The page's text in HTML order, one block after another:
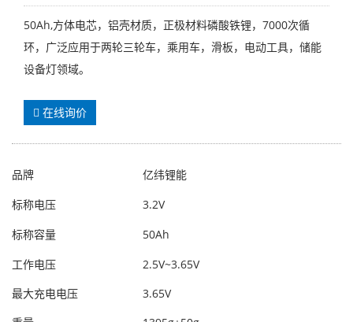
50Ah,方体电芯，铝壳材质，正极材料磷酸铁锂，7000次循
环，广泛应用于两轮三轮车，乘用车，滑板，电动工具，储能
设备灯领域。
在线询价
品牌
亿纬锂能
标称电压
3.2V
标称容量
50Ah
工作电压
2.5V~3.65V
最大充电电压
3.65V